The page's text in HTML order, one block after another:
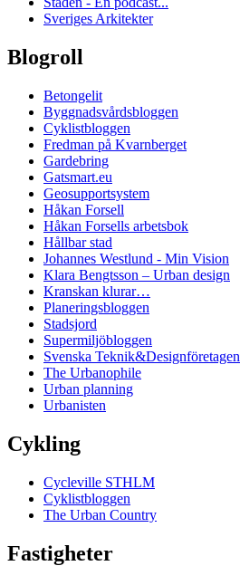
Sveriges Arkitekter
Blogroll
Betongelit
Byggnadsvårdsbloggen
Cyklistbloggen
Fredman på Kvarnberget
Gardebring
Gatsmart.eu
Geosupportsystem
Håkan Forsell
Håkan Forsells arbetsbok
Hållbar stad
Johannes Westlund - Min Vision
Klara Bengtsson – Urban design
Kranskan klurar…
Planeringsbloggen
Stadsjord
Supermiljöbloggen
Svenska Teknik&Designföretagen
The Urbanophile
Urban planning
Urbanisten
Cykling
Cycleville STHLM
Cyklistbloggen
The Urban Country
Fastigheter